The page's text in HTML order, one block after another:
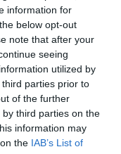
information for
below opt-out
note that after your
seeing
utilized by
parties prior to
of the further
third parties on the
information may
the IAB’s List of
θα βγει
σίγουρο ότι με
σεζόν θα βρει